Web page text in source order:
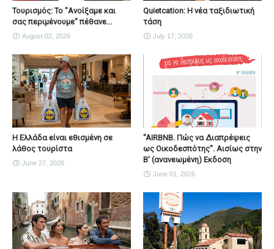
Τουρισμός: Το "Ανοίξαμε και
σας περιμένουμε" πέθανε...
August 02, 2026
Quietcation: Η νέα ταξιδιωτική
τάση
July 17, 2026
Η Ελλάδα είναι εθισμένη σε
λάθος τουρίστα
June 27, 2026
"AIRBNB. Πώς να Διαπρέψεις
ως Οικοδεσπότης". Αισίως στην
Β' (ανανεωμένη) Εκδοση
June 01, 2026